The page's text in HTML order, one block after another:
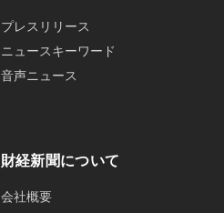
プレスリリース
ニュースキーワード
音声ニュース
財経新聞について
会社概要